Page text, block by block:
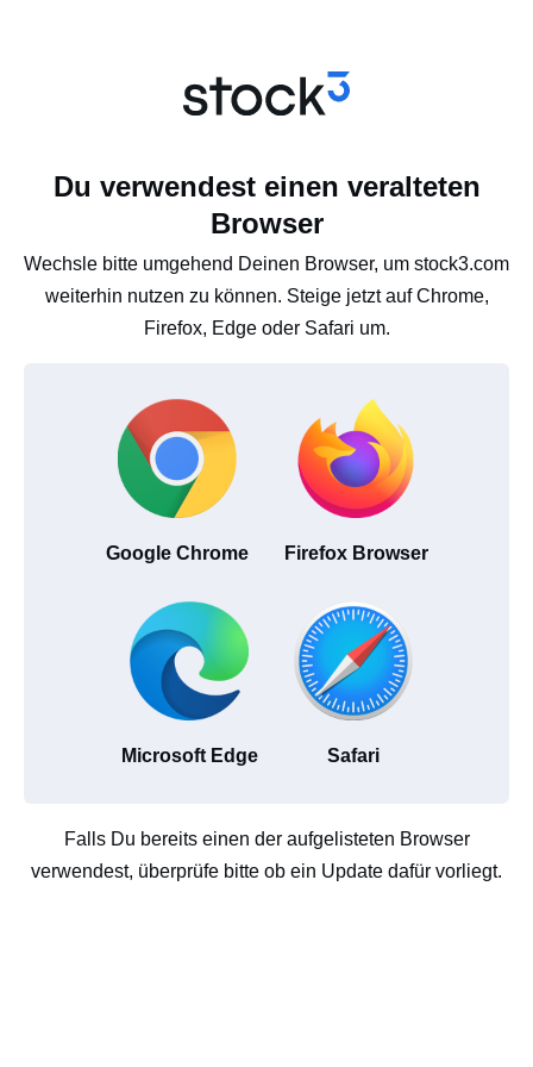
Du verwendest einen veralteten
Browser
Wechsle bitte umgehend Deinen Browser, um stock3.com
weiterhin nutzen zu können. Steige jetzt auf Chrome,
Firefox, Edge oder Safari um.
Google Chrome Firefox Browser
Microsoft Edge Safari
Falls Du bereits einen der aufgelisteten Browser
verwendest, überprüfe bitte ob ein Update dafür vorliegt.